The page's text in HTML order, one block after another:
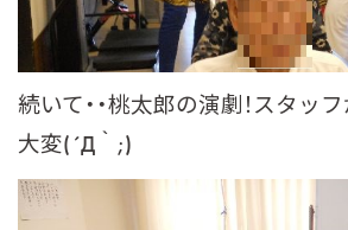
続いて・・桃太郎の演劇！スタッ
大変(´Д｀;)